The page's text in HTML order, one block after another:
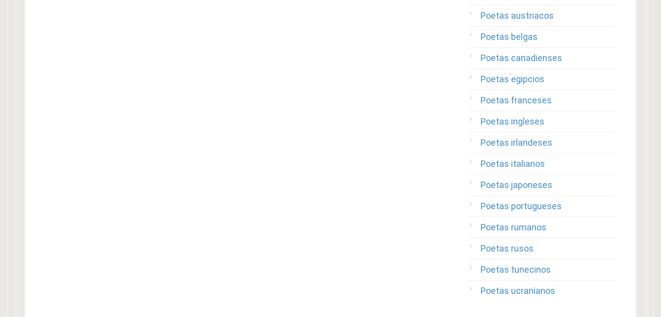
Poetas austriacos
Poetas belgas
Poetas canadienses
Poetas egipcios
Poetas franceses
Poetas ingleses
Poetas irlandeses
Poetas italianos
Poetas japoneses
Poetas portugueses
Poetas rumanos
Poetas rusos
Poetas tunecinos
Poetas ucranianos